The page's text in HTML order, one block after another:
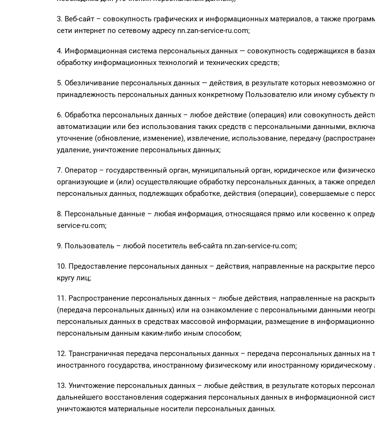
3. Веб-сайт – совокупность графических и информационных материалов, а также
сети интернет по сетевому адресу nn.zan-service-ru.com;
4. Информационная система персональных данных — совокупность содержащихся в
обработку информационных технологий и технических средств;
5. Обезличивание персональных данных — действия, в результате которых невозможно
принадлежность персональных данных конкретному Пользователю или иному субъекту
6. Обработка персональных данных – любое действие (операция) или совокупность
автоматизации или без использования таких средств с персональными данными,
уточнение (обновление, изменение), извлечение, использование, передачу
удаление, уничтожение персональных данных;
7. Оператор – государственный орган, муниципальный орган, юридическое или
организующие и (или) осуществляющие обработку персональных данных, а также
персональных данных, подлежащих обработке, действия (операции), совершаемые с
8. Персональные данные – любая информация, относящаяся прямо или косвенно к
service-ru.com;
9. Пользователь – любой посетитель веб-сайта nn.zan-service-ru.com;
10. Предоставление персональных данных – действия, направленные на раскрытие
кругу лиц;
11. Распространение персональных данных – любые действия, направленные на
(передача персональных данных) или на ознакомление с персональными данными
персональных данных в средствах массовой информации, размещение в
персональным данным каким-либо иным способом;
12. Трансграничная передача персональных данных – передача персональных данных на
иностранного государства, иностранному физическому или иностранному юридическому
13. Уничтожение персональных данных – любые действия, в результате которых
дальнейшего восстановления содержания персональных данных в информационной
уничтожаются материальные носители персональных данных.